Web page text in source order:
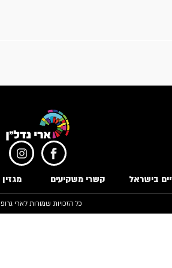
בישראל קשרי משקיעים
כל הזכויות שמורות לארי